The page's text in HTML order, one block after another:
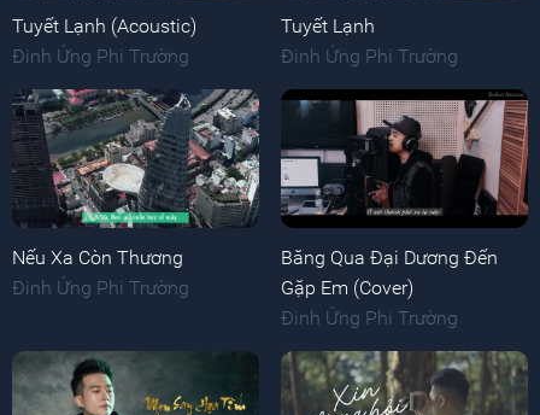
Tuyết Lạnh (Acoustic)
Đinh Ứng Phi Trường
Tuyết Lạnh
Đinh Ứng Phi Trường
Nếu Xa Còn Thương
Đinh Ứng Phi Trường
Băng Qua Đại Dương Đến
Gặp Em (Cover)
Đinh Ứng Phi Trường